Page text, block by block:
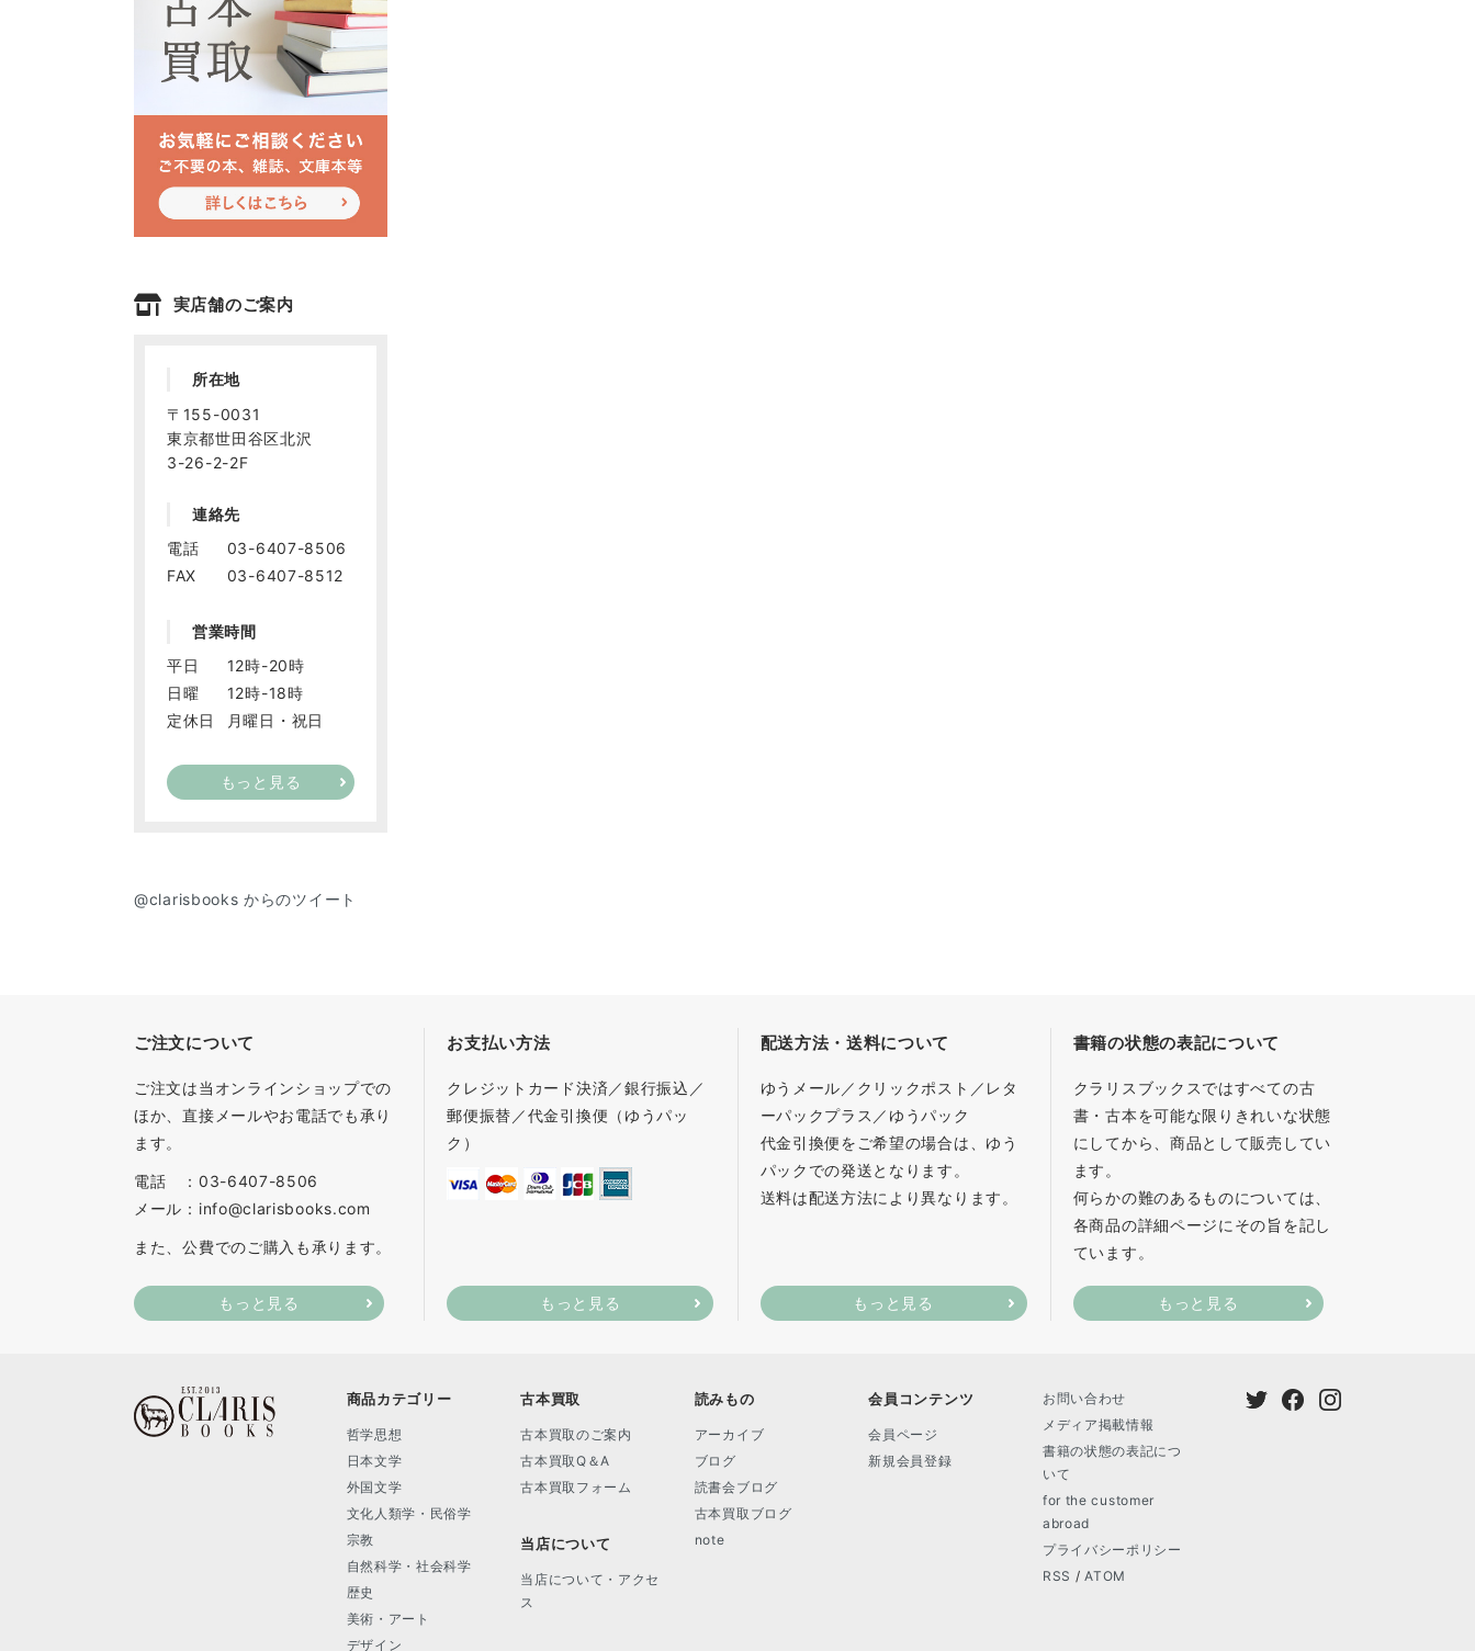
実店舗のご案内
所在地
〒155-0031
東京都世田谷区北沢
3-26-2-2F
連絡先
電話
03-6407-8506
FAX
03-6407-8512
営業時間
平日
12時-20時
日曜
12時-18時
定休日
月曜日・祝日
もっと見る
@clarisbooks からのツイート
ご注文について
ご注文は当オンラインショップでの
ほか、直接メールやお電話でも承り
ます。
電話 ：03-6407-8506
メール：info@clarisbooks.com
また、公費でのご購入も承ります。
もっと見る
お支払い方法
クレジットカード決済／銀行振込／
郵便振替／代金引換便（ゆうパッ
ク）
もっと見る
配送方法・送料について
ゆうメール／クリックポスト／レタ
ーパックプラス／ゆうパック
代金引換便をご希望の場合は、ゆう
パックでの発送となります。
送料は配送方法により異なります。
もっと見る
書籍の状態の表記について
クラリスブックスではすべての古
書・古本を可能な限りきれいな状態
にしてから、商品として販売してい
ます。
何らかの難のあるものについては、
各商品の詳細ページにその旨を記し
ています。
もっと見る
商品カテゴリー
哲学思想
日本文学
外国文学
文化人類学・民俗学
宗教
自然科学・社会科学
歴史
美術・アート
デザイン
古本買取
古本買取のご案内
古本買取Q＆A
古本買取フォーム
当店について
当店について・アクセ
ス
読みもの
アーカイブ
ブログ
読書会ブログ
古本買取ブログ
note
会員コンテンツ
会員ページ
新規会員登録
お問い合わせ
メディア掲載情報
書籍の状態の表記につ
いて
for the customer
abroad
プライバシーポリシー
RSS /ATOM